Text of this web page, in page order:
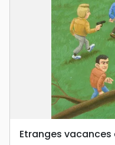
Etranges vacances